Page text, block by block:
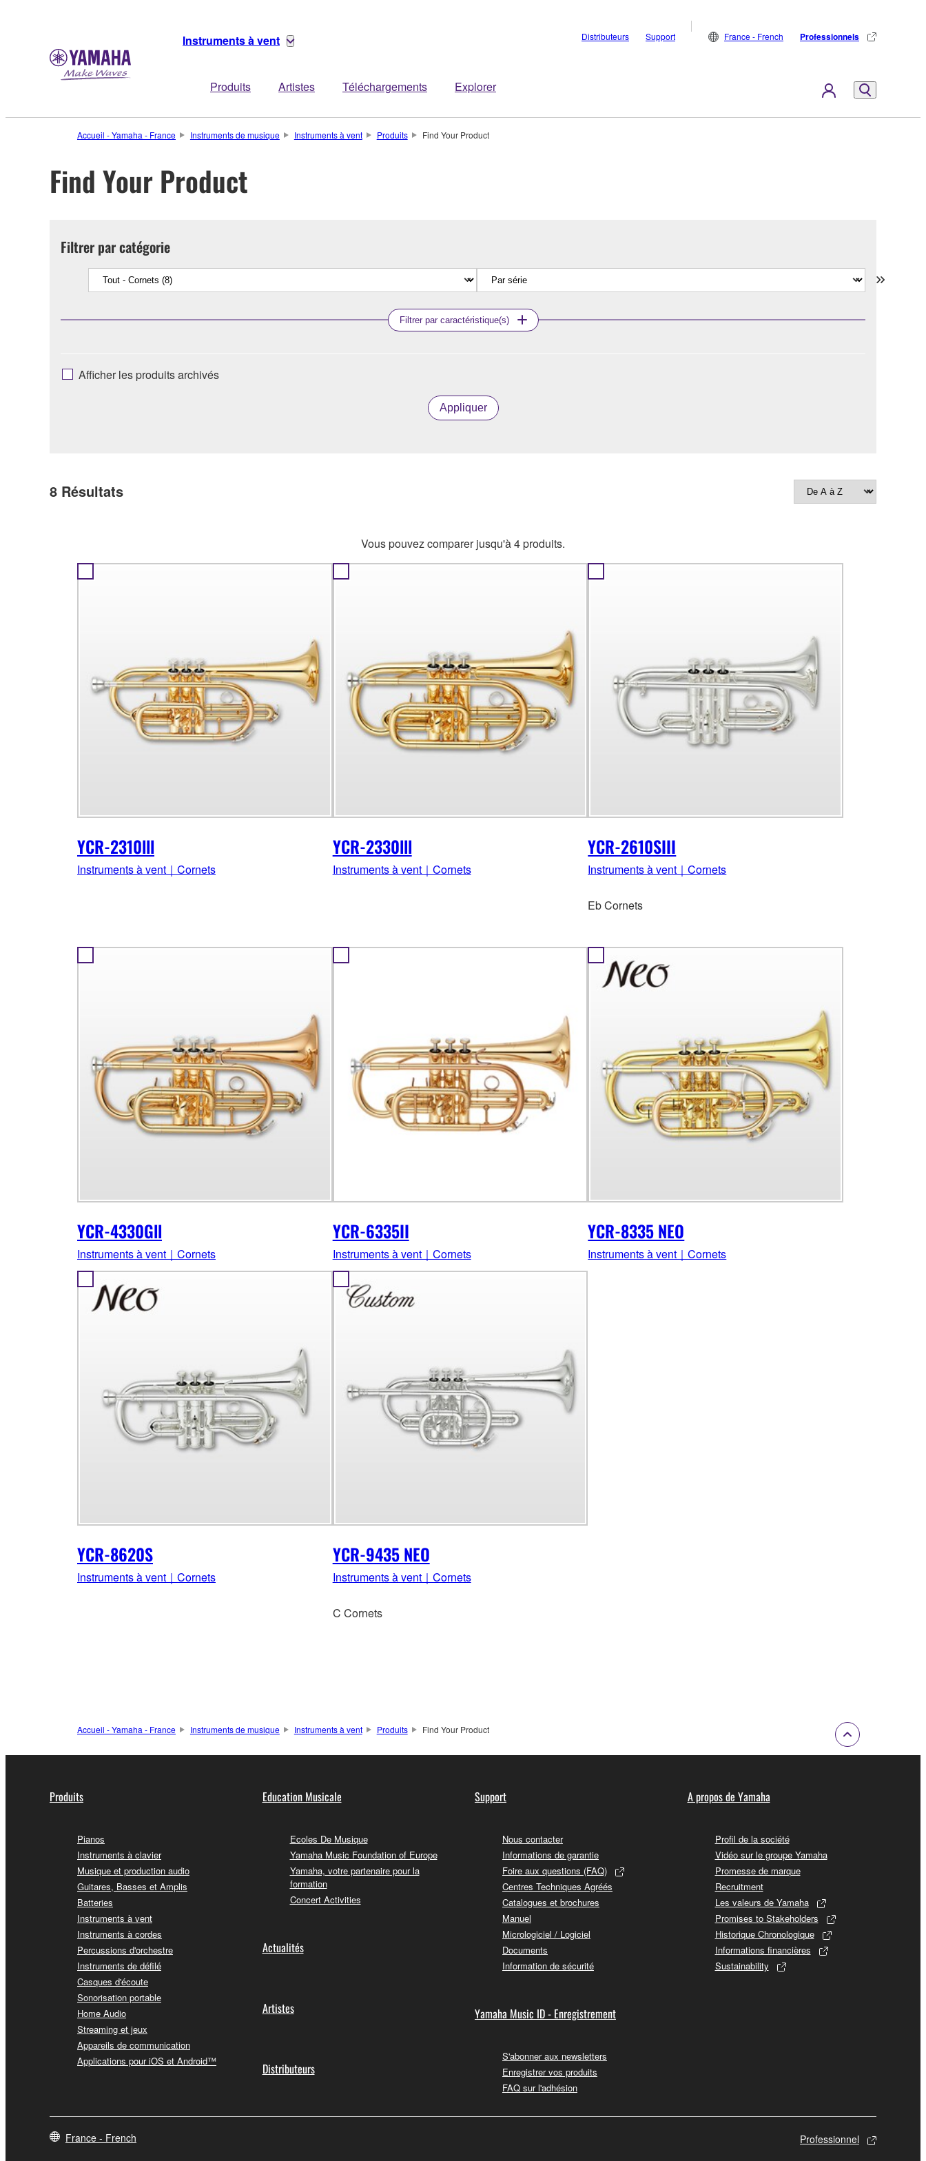
Instruments à vent
Produits Artistes Téléchargements Explorer
Distributeurs Support France - French Professionnels
Accueil - Yamaha - France Instruments de musique Instruments à vent Produits Find Your Product
Find Your Product
Filtrer par catégorie
Filtrer par caractéristique(s)
Afficher les produits archivés
Appliquer
8 Résultats
Vous pouvez comparer jusqu'à 4 produits.
YCR-2310lll
Instruments à vent｜Cornets
YCR-2330lll
Instruments à vent｜Cornets
YCR-2610SIII
Instruments à vent｜Cornets
Eb Cornets
YCR-4330Gll
Instruments à vent｜Cornets
YCR-6335II
Instruments à vent｜Cornets
YCR-8335 NEO
Instruments à vent｜Cornets
YCR-8620S
Instruments à vent｜Cornets
YCR-9435 NEO
Instruments à vent｜Cornets
C Cornets
Accueil - Yamaha - France Instruments de musique Instruments à vent Produits Find Your Product
Produits
Pianos
Instruments à clavier
Musique et production audio
Guitares, Basses et Amplis
Batteries
Instruments à vent
Instruments à cordes
Percussions d'orchestre
Instruments de défilé
Casques d'écoute
Sonorisation portable
Home Audio
Streaming et jeux
Appareils de communication
Applications pour iOS et Android™
Education Musicale
Ecoles De Musique
Yamaha Music Foundation of Europe
Yamaha, votre partenaire pour la
formation
Concert Activities
Actualités
Artistes
Distributeurs
Support
Nous contacter
Informations de garantie
Foire aux questions (FAQ)
Centres Techniques Agréés
Catalogues et brochures
Manuel
Micrologiciel / Logiciel
Documents
Information de sécurité
Yamaha Music ID - Enregistrement
S'abonner aux newsletters
Enregistrer vos produits
FAQ sur l'adhésion
A propos de Yamaha
Profil de la société
Vidéo sur le groupe Yamaha
Promesse de marque
Recruitment
Les valeurs de Yamaha
Promises to Stakeholders
Historique Chronologique
Informations financières
Sustainability
France - French Professionnel